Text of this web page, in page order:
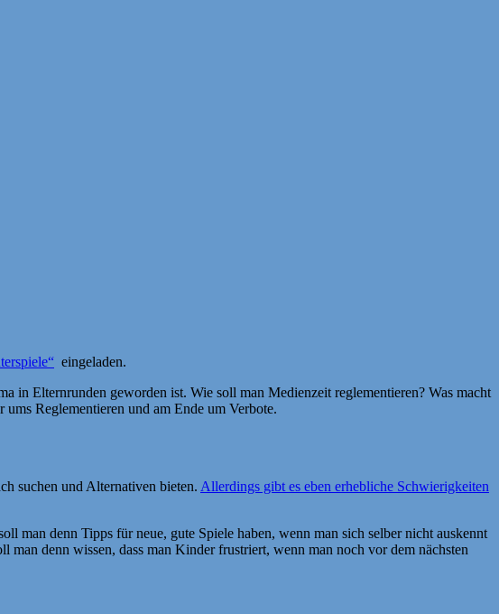
eingeladen.
in Elternrunden geworden ist. Wie soll man Medienzeit reglementieren? Was macht
Reglementieren und am Ende um Verbote.
suchen und Alternativen bieten. Allerdings gibt es eben erhebliche Schwierigkeiten
man denn Tipps für neue, gute Spiele haben, wenn man sich selber nicht auskennt
denn wissen, dass man Kinder frustriert, wenn man noch vor dem nächsten